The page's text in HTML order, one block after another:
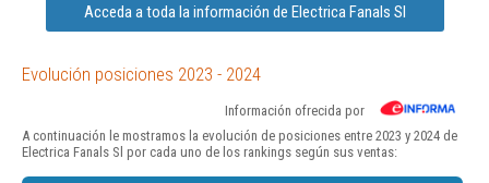
Acceda a toda la información de Electrica Fanals Sl
Evolución posiciones 2023 - 2024
Información ofrecida por
A continuación le mostramos la evolución de posiciones entre 2023 y 2024 de
Electrica Fanals Sl por cada uno de los rankings según sus ventas: